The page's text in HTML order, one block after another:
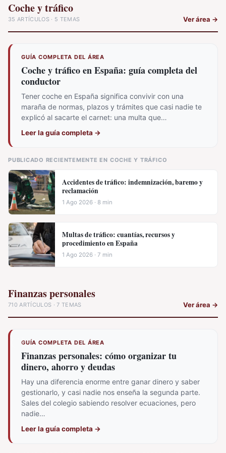
Coche y tráfico
35 ARTÍCULOS · 5 TEMAS Ver área →
GUÍA COMPLETA DEL ÁREA
Coche y tráfico en España: guía completa del
conductor
Tener coche en España significa convivir con una
maraña de normas, plazos y trámites que casi nadie te
explicó al sacarte el carnet: una multa que…
Leer la guía completa →
PUBLICADO RECIENTEMENTE EN COCHE Y TRÁFICO
Accidentes de tráfico: indemnización, baremo y
reclamación
1 Ago 2026 · 8 min
Multas de tráfico: cuantías, recursos y
procedimiento en España
1 Ago 2026 · 7 min
Finanzas personales
710 ARTÍCULOS · 7 TEMAS Ver área →
GUÍA COMPLETA DEL ÁREA
Finanzas personales: cómo organizar tu
dinero, ahorro y deudas
Hay una diferencia enorme entre ganar dinero y saber
gestionarlo, y casi nadie nos enseña la segunda parte.
Sales del colegio sabiendo resolver ecuaciones, pero
nadie…
Leer la guía completa →